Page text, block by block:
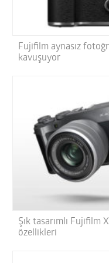
Fujifilm aynasız
kavuşuyor
Şık tasarımlı Fujifilm
özellikleri